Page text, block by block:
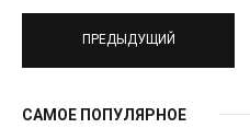
ПРЕДЫДУЩИЙ
САМОЕ ПОПУЛЯРНОЕ